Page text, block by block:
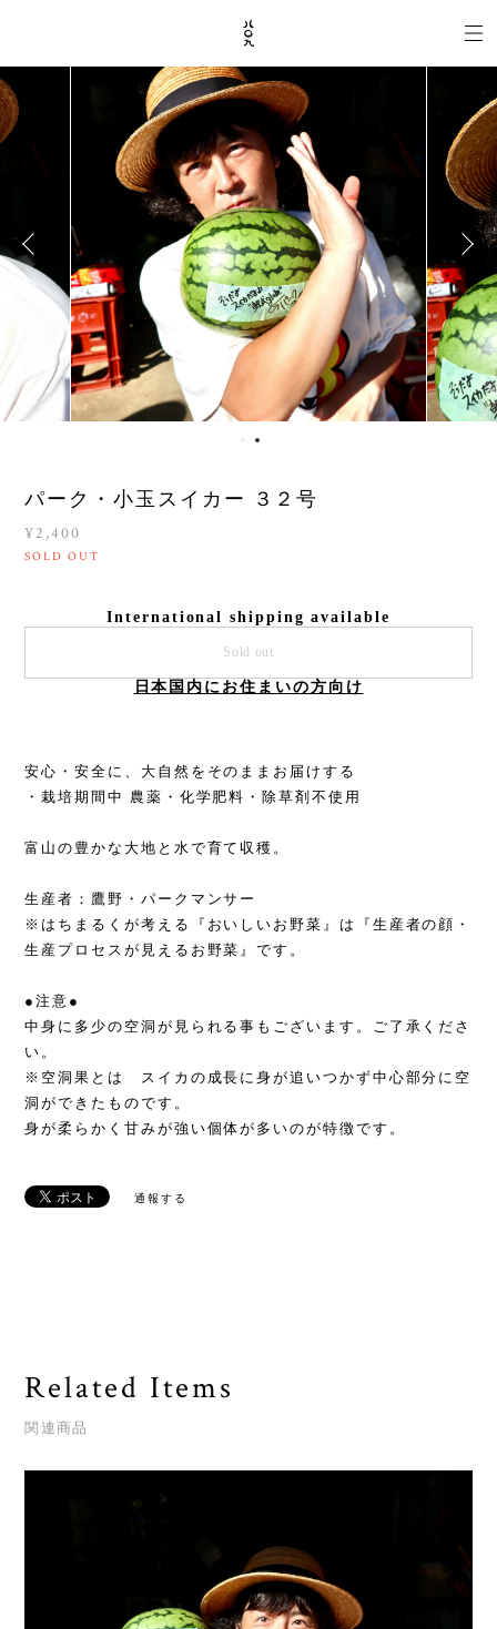
パーク・小玉スイカー ３２号
¥2,400
SOLD OUT
International shipping available
Sold out
日本国内にお住まいの方向け
安心・安全に、大自然をそのままお届けする
・栽培期間中 農薬・化学肥料・除草剤不使用
富山の豊かな大地と水で育て収穫。
生産者：鷹野・パークマンサー
※はちまるくが考える『おいしいお野菜』は『生産者の顔・
生産プロセスが見えるお野菜』です。
●注意●
中身に多少の空洞が見られる事もございます。ご了承くださ
い。
※空洞果とは スイカの成長に身が追いつかず中心部分に空
洞ができたものです。
身が柔らかく甘みが強い個体が多いのが特徴です。
通報する
Related Items
関連商品